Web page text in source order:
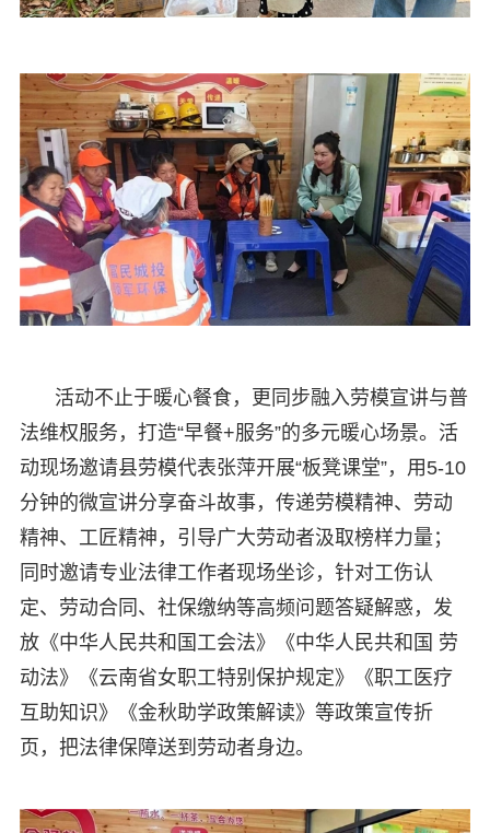
活动不止于暖心餐食，更同步融入劳模宣讲与普
法维权服务，打造“早餐+服务”的多元暖心场景。活
动现场邀请县劳模代表张萍开展“板凳课堂”，用5-10
分钟的微宣讲分享奋斗故事，传递劳模精神、劳动
精神、工匠精神，引导广大劳动者汲取榜样力量；
同时邀请专业法律工作者现场坐诊，针对工伤认
定、劳动合同、社保缴纳等高频问题答疑解惑，发
放《中华人民共和国工会法》《中华人民共和国 劳
动法》《云南省女职工特别保护规定》《职工医疗
互助知识》《金秋助学政策解读》等政策宣传折
页，把法律保障送到劳动者身边。